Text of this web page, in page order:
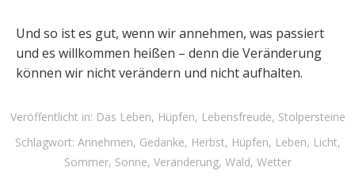
Und so ist es gut, wenn wir annehmen, was passiert
und es willkommen heißen – denn die Veränderung
können wir nicht verändern und nicht aufhalten.
Veröffentlicht in: Das Leben, Hüpfen, Lebensfreude, Stolpersteine
Schlagwort: Annehmen, Gedanke, Herbst, Hüpfen, Leben, Licht,
Sommer, Sonne, Veränderung, Wald, Wetter